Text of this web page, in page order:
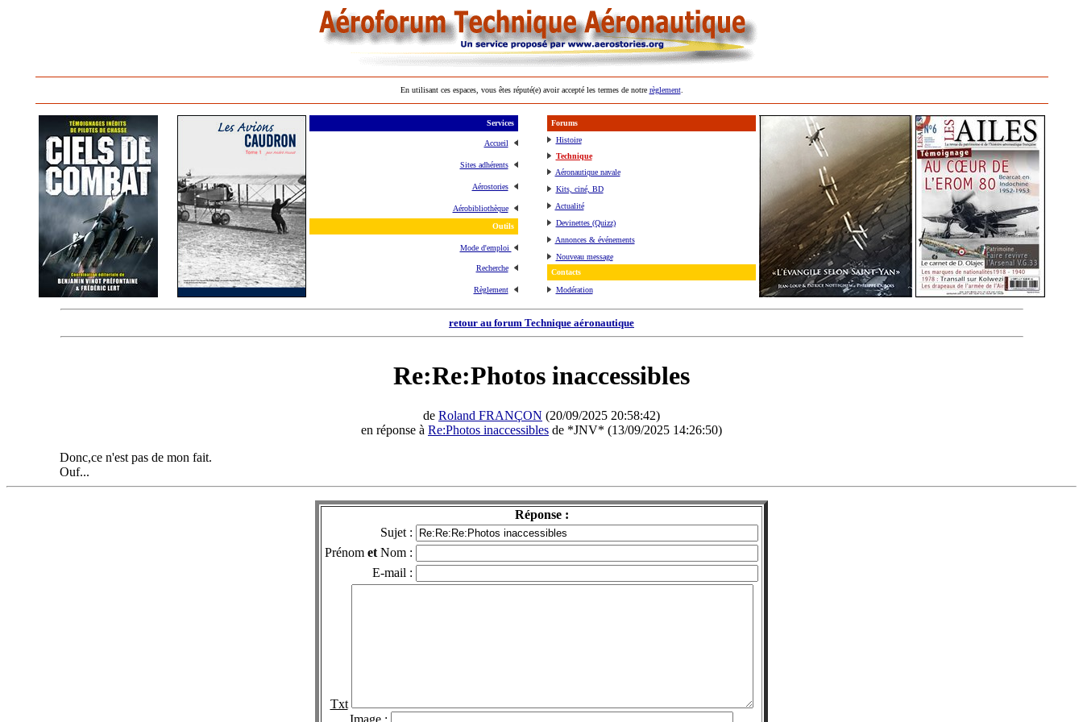
En utilisant ces espaces, vous êtes réputé(e) avoir accepté les termes de notre règlement.
Services
Accueil
Sites adhérents
Aérostories
Aérobibliothèque
Outils
Mode d'emploi
Recherche
Règlement
Forums
Histoire
Technique
Aéronautique navale
Kits, ciné, BD
Actualité
Devinettes (Quizz)
Annonces & événements
Nouveau message
Contacts
Modération
retour au forum Technique aéronautique
Re:Re:Photos inaccessibles
de Roland FRANÇON (20/09/2025 20:58:42)
en réponse à Re:Photos inaccessibles de *JNV* (13/09/2025 14:26:50)
Donc,ce n'est pas de mon fait.
Ouf...
Réponse :
Sujet :
Prénom et Nom :
E-mail :
Txt
Image :